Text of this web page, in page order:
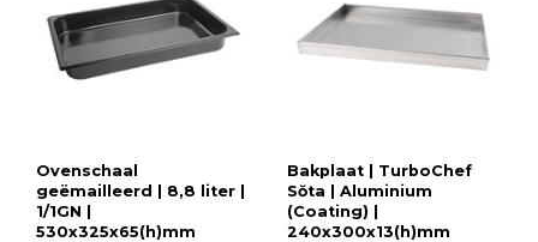
Ovenschaal
geëmailleerd | 8,8 liter |
1/1GN |
530x325x65(h)mm
Bakplaat | TurboChef
Sŏta | Aluminium
(Coating) |
240x300x13(h)mm